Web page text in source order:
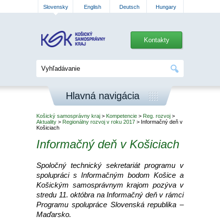
Slovensky English Deutsch Hungary
Kontakty
Hlavná navigácia
Košický samosprávny kraj > Kompetencie > Reg. rozvoj >
Aktuality > Regionálny rozvoj v roku 2017 > Informačný deň v
Košiciach
Informačný deň v Košiciach
Spoločný technický sekretariát programu v
spolupráci s Informačným bodom Košice a
Košickým samosprávnym krajom pozýva v
stredu 11. októbra na Informačný deň v rámci
Programu spolupráce Slovenská republika –
Maďarsko.